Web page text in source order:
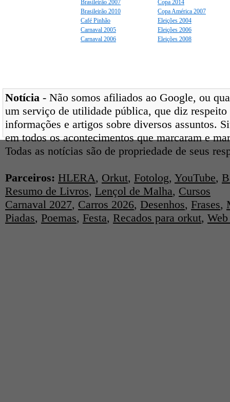
Brasileirão 2007
Brasileirão 2010
Café Pinhão
Carnaval 2005
Carnaval 2006
Copa 2014
Copa América 2007
Eleições 2004
Eleições 2006
Eleições 2008
Notícia - Não somos afiliados ao Google, ou
um serviço de utilidade pública, que diz
informações e artigos sobre diversos assuntos.
em todos os acontecimentos que marcaram e
Todas as notícias são de propriedade de seus
Parceiros: HLERA, Orkut, Fotolog, YouTube,
Resumo de Livros, Lençol de Malha, Cursos
Carnaval 2027, Carros 2026, Desenhos, Frases,
Piadas, Poemas, Festa, Recados para orkut,